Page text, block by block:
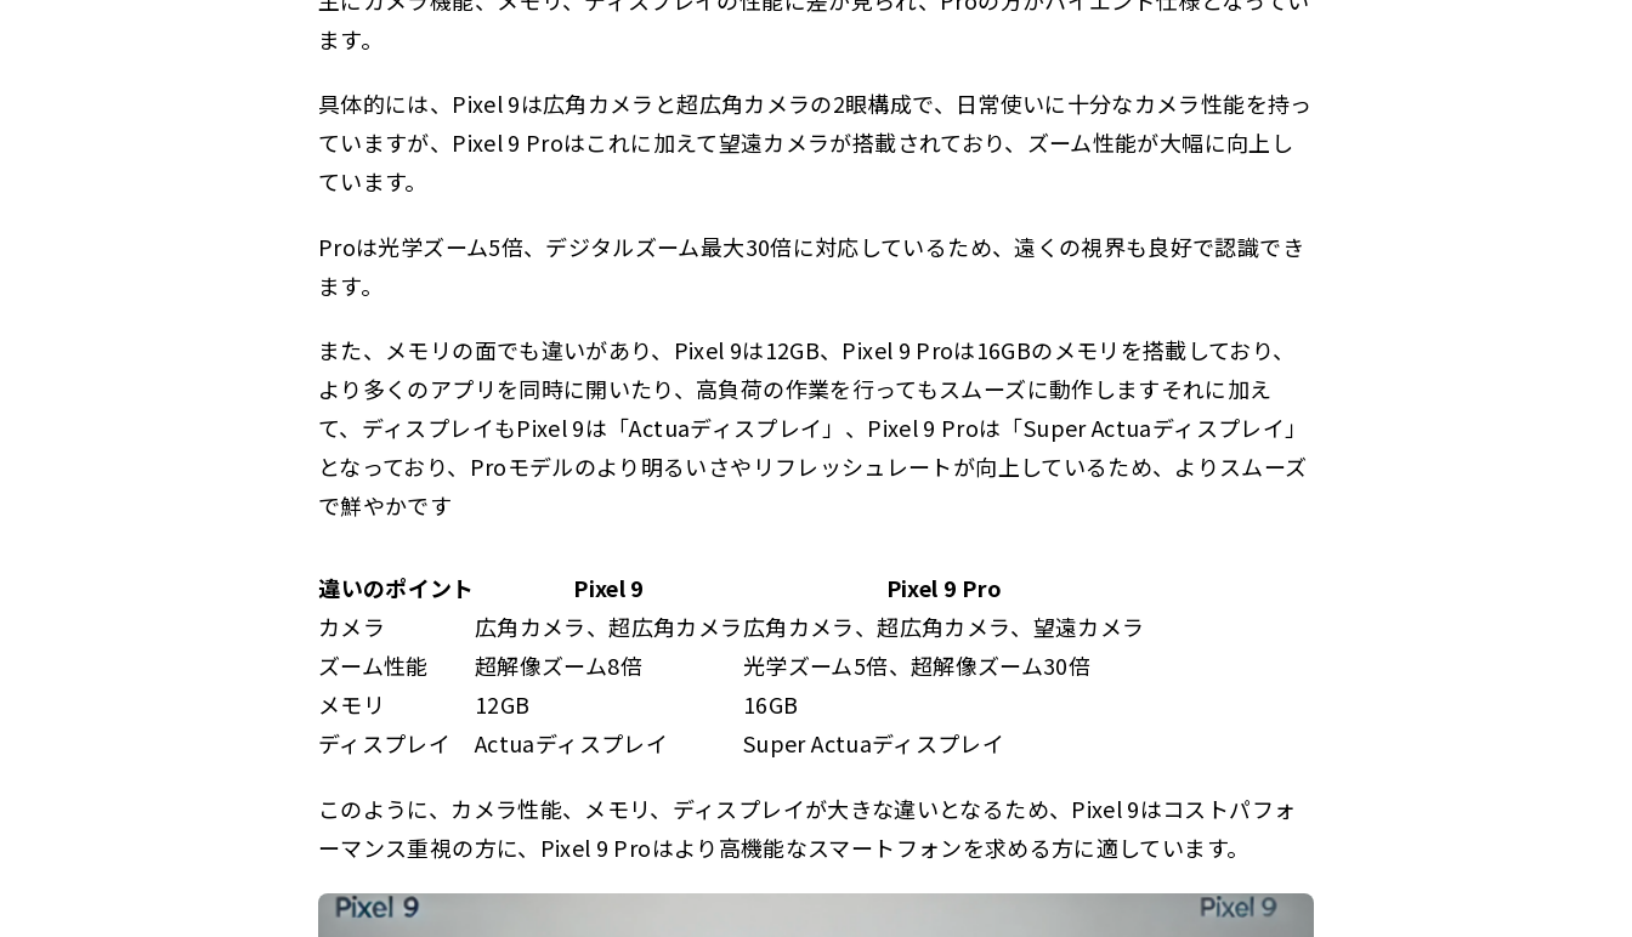
ます。
具体的には、Pixel 9は広角カメラと超広角カメラの2眼構成で、日常使いに十分なカメラ性能を持っ
ていますが、Pixel 9 Proはこれに加えて望遠カメラが搭載されており、ズーム性能が大幅に向上し
ています。
Proは光学ズーム5倍、デジタルズーム最大30倍に対応しているため、遠くの視界も良好で認識でき
ます。
また、メモリの面でも違いがあり、Pixel 9は12GB、Pixel 9 Proは16GBのメモリを搭載しており、
より多くのアプリを同時に開いたり、高負荷の作業を行ってもスムーズに動作しますそれに加え
て、ディスプレイもPixel 9は「Actuaディスプレイ」、Pixel 9 Proは「Super Actuaディスプレイ」
となっており、Proモデルのより明るいさやリフレッシュレートが向上しているため、よりスムーズ
で鮮やかです
違いのポイント Pixel 9
Pixel 9 Pro
カメラ
広角カメラ、超広角カメラ広角カメラ、超広角カメラ、望遠カメラ
ズーム性能
超解像ズーム8倍
光学ズーム5倍、超解像ズーム30倍
メモリ
12GB
16GB
ディスプレイ
Actuaディスプレイ Super Actuaディスプレイ
このように、カメラ性能、メモリ、ディスプレイが大きな違いとなるため、Pixel 9はコストパフォ
ーマンス重視の方に、Pixel 9 Proはより高機能なスマートフォンを求める方に適しています。